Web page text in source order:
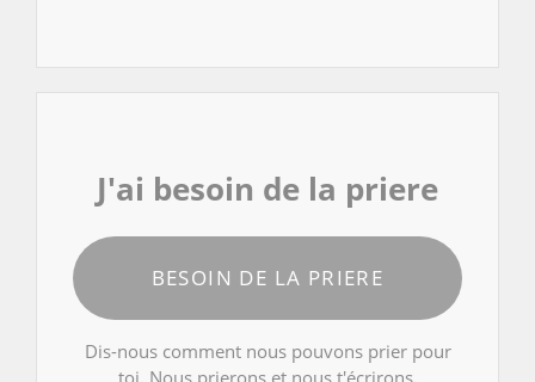
J'ai besoin de la priere
BESOIN DE LA PRIERE
Dis-nous comment nous pouvons prier pour
toi. Nous prierons et nous t'écrirons.